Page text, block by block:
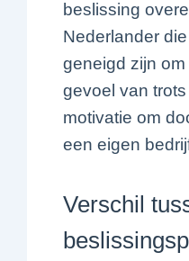
beslissing
Nederlander
geneigd zijn
gevoel van
motivatie om
een eigen
Verschil